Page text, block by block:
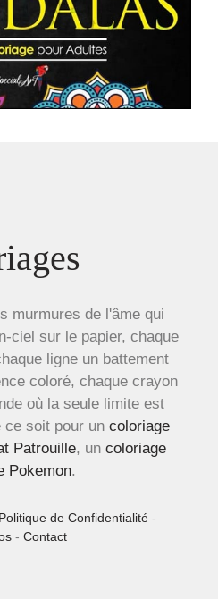
murmures de l'âme qui
ciel sur le papier, chaque
ligne un battement
coloré, chaque crayon
où la seule limite est
ce soit pour un coloriage
Patrouille, un coloriage
Pokemon.
Politique de Confidentialité -
- Contact